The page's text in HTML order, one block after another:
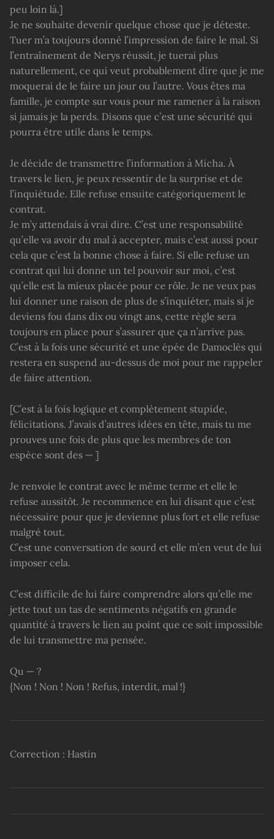
peu loin là.]
Je ne souhaite devenir quelque chose que je déteste.
Tuer m’a toujours donné l’impression de faire le mal. Si
l’entraînement de Nerys réussit, je tuerai plus
naturellement, ce qui veut probablement dire que je me
moquerai de le faire un jour ou l’autre. Vous êtes ma
famille, je compte sur vous pour me ramener à la raison
si jamais je la perds. Disons que c’est une sécurité qui
pourra être utile dans le temps.
Je décide de transmettre l’information à Micha. À
travers le lien, je peux ressentir de la surprise et de
l’inquiétude. Elle refuse ensuite catégoriquement le
contrat.
Je m’y attendais à vrai dire. C’est une responsabilité
qu’elle va avoir du mal à accepter, mais c’est aussi pour
cela que c’est la bonne chose à faire. Si elle refuse un
contrat qui lui donne un tel pouvoir sur moi, c’est
qu’elle est la mieux placée pour ce rôle. Je ne veux pas
lui donner une raison de plus de s’inquiéter, mais si je
deviens fou dans dix ou vingt ans, cette règle sera
toujours en place pour s’assurer que ça n’arrive pas.
C’est à la fois une sécurité et une épée de Damoclès qui
restera en suspend au-dessus de moi pour me rappeler
de faire attention.
[C’est à la fois logique et complètement stupide,
félicitations. J’avais d’autres idées en tête, mais tu me
prouves une fois de plus que les membres de ton
espèce sont des — ]
Je renvoie le contrat avec le même terme et elle le
refuse aussitôt. Je recommence en lui disant que c’est
nécessaire pour que je devienne plus fort et elle refuse
malgré tout.
C’est une conversation de sourd et elle m’en veut de lui
imposer cela.
C’est difficile de lui faire comprendre alors qu’elle me
jette tout un tas de sentiments négatifs en grande
quantité à travers le lien au point que ce soit impossible
de lui transmettre ma pensée.
Qu — ?
{Non ! Non ! Non ! Refus, interdit, mal !}
Correction : Hastin